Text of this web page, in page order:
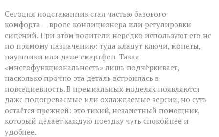
Сегодня подстаканник стал частью базового
комфорта — вроде кондиционера или регулировки
сидений. При этом водители нередко используют его не
по прямому назначению: туда кладут ключи, монеты,
наушники или даже смартфон. Такая
«многофункциональность» лишь подчёркивает,
насколько прочно эта деталь встроилась в
повседневность. В премиальных моделях появляются
даже подогреваемые или охлаждаемые версии, но суть
остаётся прежней: это тихий, незаметный помощник,
который делает каждую поездку чуть спокойнее и
удобнее.